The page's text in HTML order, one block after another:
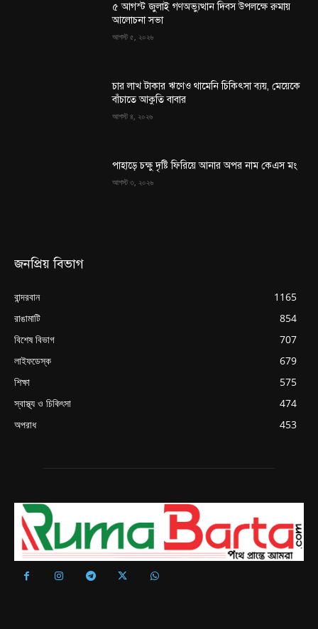
৫ আগস্ট জুলাই গণঅভ্যুত্থান দিবস উপলক্ষে রুমায়
আলোচনা সভা
আগস্ট ৫, ২০২৬
চার লাখ টাকার ঋণেও থামেনি চিকিৎসা ব্যয়, মেয়েকে
বাঁচাতে আকুতি বাবার
আগস্ট ৪, ২০২৬
পাহাড়ে চক্ষু দৃষ্টি ফিরিয়ে আনার অপর নাম কেএস মং
আগস্ট ৩, ২০২৬
জনপ্রিয় বিভাগ
বান্দরবান
1165
রাঙামাটি
854
বিশেষ বিভাগ
707
লাইফডেস্ক
679
শিক্ষা
575
স্বাস্থ্য ও চিকিৎসা
474
অপরাধ
453